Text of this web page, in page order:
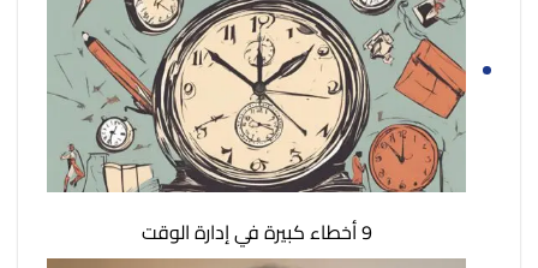
9 أخطاء كبيرة في إدارة الوقت